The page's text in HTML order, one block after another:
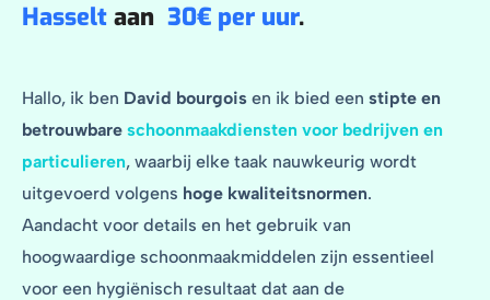
Hasselt aan 30€ per uur.
Hallo, ik ben David bourgois en ik bied een stipte en
betrouwbare schoonmaakdiensten voor bedrijven en
particulieren, waarbij elke taak nauwkeurig wordt
uitgevoerd volgens hoge kwaliteitsnormen.
Aandacht voor details en het gebruik van
hoogwaardige schoonmaakmiddelen zijn essentieel
voor een hygiënisch resultaat dat aan de